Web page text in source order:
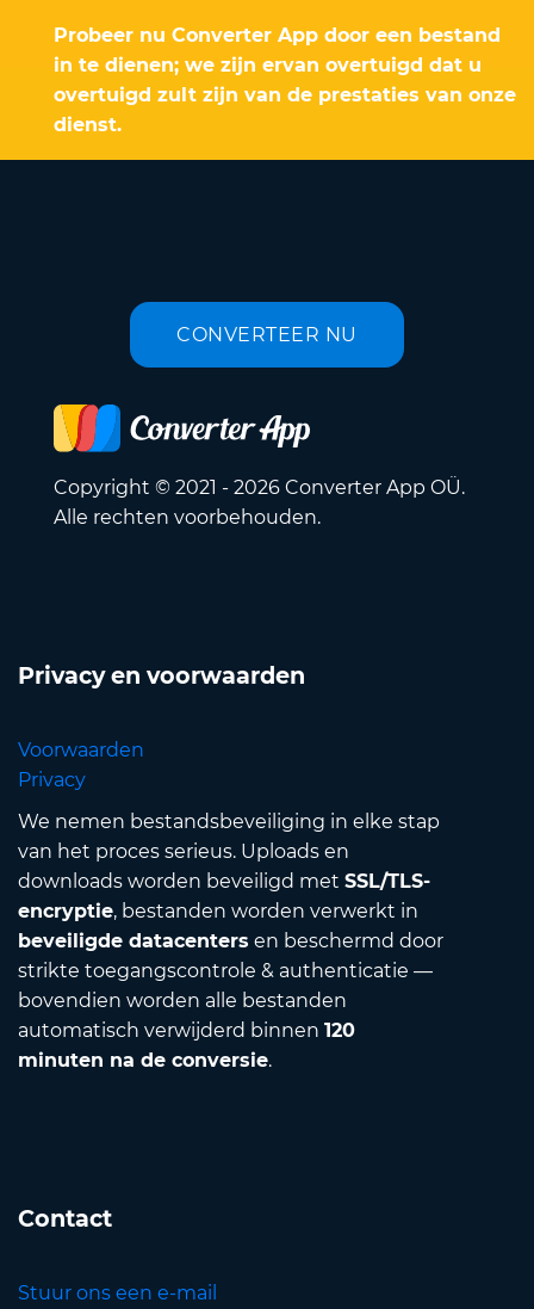
Probeer nu Converter App door een bestand
in te dienen; we zijn ervan overtuigd dat u
overtuigd zult zijn van de prestaties van onze
dienst.
CONVERTEER NU
Copyright © 2021 - 2026 Converter App OÜ.
Alle rechten voorbehouden.
Privacy en voorwaarden
Voorwaarden
Privacy
We nemen bestandsbeveiliging in elke stap
van het proces serieus. Uploads en
downloads worden beveiligd met SSL/TLS-
encryptie, bestanden worden verwerkt in
beveiligde datacenters en beschermd door
strikte toegangscontrole & authenticatie —
bovendien worden alle bestanden
automatisch verwijderd binnen 120
minuten na de conversie.
Contact
Stuur ons een e-mail